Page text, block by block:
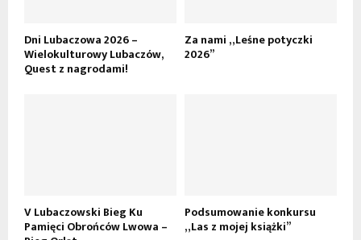
Dni Lubaczowa 2026 –
Wielokulturowy Lubaczów,
Quest z nagrodami!
Za nami „Leśne potyczki
2026”
V Lubaczowski Bieg Ku
Pamięci Obrońców Lwowa –
Podsumowanie konkursu
„Las z mojej książki”